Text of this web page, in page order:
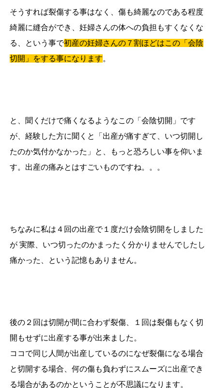
そうすれば裂傷する事はなく、傷も綺麗なのである程度
綺麗に縫合ができ、妊婦さんの体への負担もすくなくな
る、という事で初産の妊婦さんの７割ほどはこの「会陰
切開」をする事になります。
と、聞くだけで痛くなるようなこの「会陰切開」です
が、経験した方に聞くと「出産が痛すぎて、いつ切開し
たのか気付かなかった」と、もっと恐ろしい事を仰いま
す。出産の痛みとはすごいものですね。。。
ちなみに私は４回の出産で１度だけ会陰切開をしました
が 実際、いつ切ったのかまったく分かりませんでしたし
痛かった、という記憶もありません。
後の２回は切開が間に合わず裂傷、１回は裂傷もなく切
開もせずに出産する事が出来ました。
ココで同じ人間が出産しているのになぜ裂傷になる場合
と切開する場合、何の傷も負わずにスムーズに出産でき
る場合があるのかということが不思議になります。